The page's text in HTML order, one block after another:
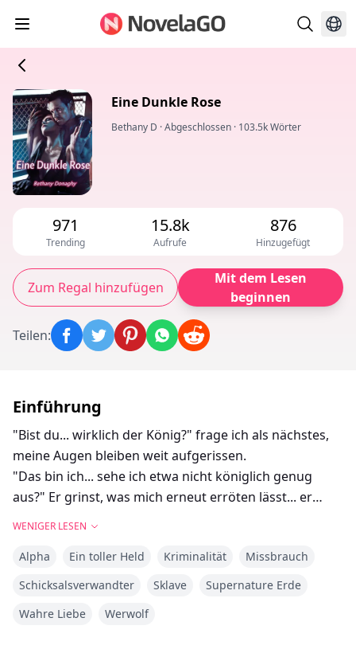
Eine Dunkle Rose
Bethany D ·Abgeschlossen · 103.5k Wörter
971
Trending
15.8k
Aufrufe
876
Hinzugefügt
Zum Regal hinzufügen
Mit dem Lesen
beginnen
Teilen:
Einführung
"Bist du... wirklich der König?" frage ich als nächstes,
meine Augen bleiben weit aufgerissen.
"Das bin ich... sehe ich etwa nicht königlich genug
aus?" Er grinst, was mich erneut erröten lässt... er
"N-Nein, äh... ich wollte nur sicher gehen... tut mir
leid." sage ich schüchtern, während ich beobachte, wie
"Nächste Frage, Liebes?" Er wirft mir einen kurzen
WENIGER LESEN
Alpha Ein toller Held Kriminalität
Missbrauch
Schicksalsverwandter
Sklave
Supernature Erde
Wahre Liebe
Werwolf